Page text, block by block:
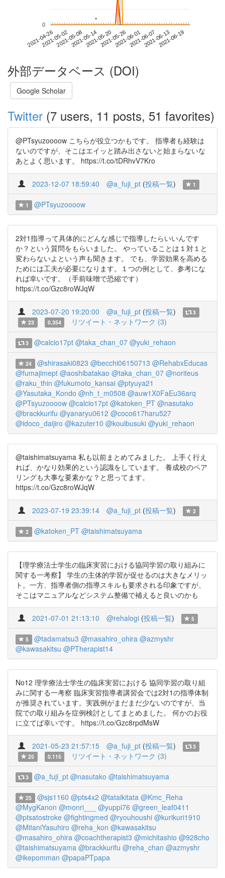
2021-04-262021-05-022021-05-082021-05-142021-05-202021-05-262021-06-012021-06-072021-06-132021-06-19
0
**
外部データベース (DOI)
Google Scholar
Twitter (7 users, 11 posts, 51 favorites)
@PTsyuzoooow こちらが役立つかもです。 指導者も経験は
ないのですが、そこはエイッと踏み出さないと始まらないな
あとよく思います。 https://t.co/tDRhvV7Kro
2023-12-07 18:59:40 @a_fuji_pt (投稿一覧) 1
1 @PTsyuzoooow
2対1指導って具体的にどんな感じで指導したらいいんです
か？という質問をもらいました。 やっていることは１対１と
変わらないよという声も聞きます。 でも、学習効果を高める
ためには工夫が必要になります。１つの例として、参考にな
れば幸いです。（手前味噌で恐縮です）
https://t.co/Gzc8roWJqW
2023-07-20 19:20:00 @a_fuji_pt (投稿一覧)
3
23
0.354 リツイート・ネットワーク (3)
3 @calcio17pt @taka_chan_07 @yuki_rehaon
24 @shirasaki0823 @becchi06150713 @RehabxEducas
@fumajimept @aoshibatakao @taka_chan_07 @noriteus
@raku_thin @fukumoto_kansai @ptyuya21
@Yasutaka_Kondo @nh_t_m0508 @auw1X0FaEu36arq
@PTsyuzoooow @calcio17pt @katoken_PT @nasutako
@brackkurifu @yanaryu0612 @coco617haru527
@idoco_daijiro @kazuter10 @kouibusuki @yuki_rehaon
@taishimatsuyama 私も以前まとめてみました。 上手く行え
れば、かなり効果的という認識をしています。 養成校のペア
リングも大事な要素かな？と思ってます。
https://t.co/Gzc8roWJqW
2023-07-19 23:39:14 @a_fuji_pt (投稿一覧) 2
2 @katoken_PT @taishimatsuyama
【理学療法士学生の臨床実習における協同学習の取り組みに
関する一考察】 学生の主体的学習が促せるのは大きなメリッ
ト。一方、指導者側の指導スキルも要求される印象ですが、
そこはマニュアルなどシステム整備で補えると良いのかも
2021-07-01 21:13:10 @rehalogi (投稿一覧) 5
5 @tadamatsu3 @masahiro_ohira @azmyshr
@kawasakitsu @PTherapist14
No12 理学療法士学生の臨床実習における 協同学習の取り組
みに関する一考察 臨床実習指導者講習会では2対1の指導体制
が推奨されています。実践例がまだまだ少ないのですが、当
院での取り組みを症例検討としてまとめました。 何かのお役
に立てば幸いです。 https://t.co/Gzc8rpdMsW
2021-05-23 21:57:15 @a_fuji_pt (投稿一覧)
3
25
0.115 リツイート・ネットワーク (3)
3 @a_fuji_pt @nasutako @taishimatsuyama
25 @sjs1160 @pts4x2 @tataikitata @Kmc_Reha
@MygKanon @monri___ @yuppi76 @green_leaf0411
@ptsatostroke @fightingmed @ryouhoushi @kurikuri1910
@MitaniYasuhiro @reha_kon @kawasakitsu
@masahiro_ohira @coachtherapist3 @michitashio @928cho
@taishimatsuyama @brackkurifu @reha_chan @azmyshr
@ikepomman @papaPTpapa